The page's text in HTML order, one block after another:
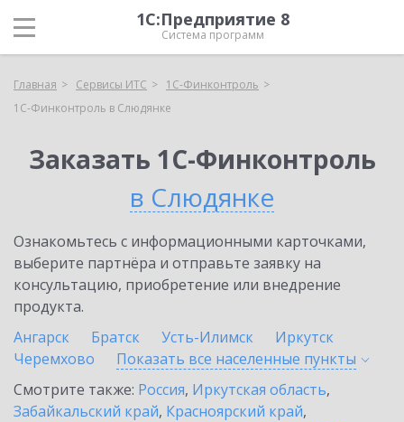
1С:Предприятие 8
Система программ
Главная Сервисы ИТС
1С-Финконтроль
1С-Финконтроль в Слюдянке
Заказать 1С-Финконтроль
в Слюдянке
Ознакомьтесь с информационными карточками,
выберите партнёра и отправьте заявку на
консультацию, приобретение или внедрение
продукта.
Ангарск
Братск Усть-Илимск
Иркутск
Черемхово
Показать все населенные пункты
Смотрите также: Россия, Иркутская область,
Забайкальский край, Красноярский край,